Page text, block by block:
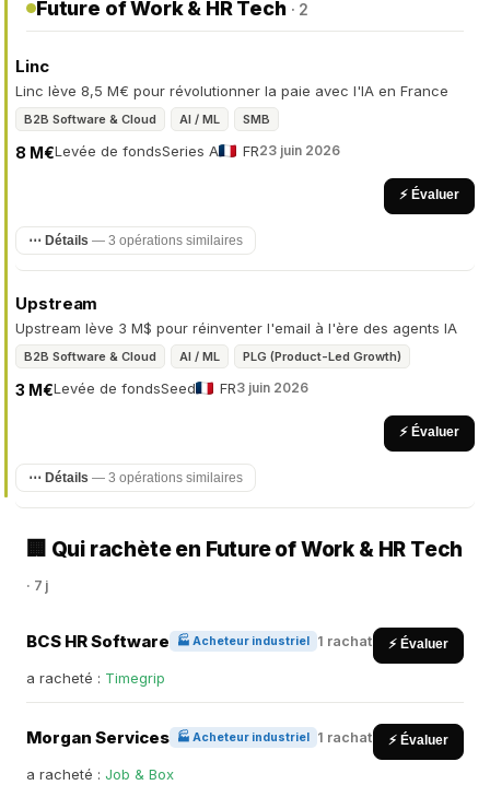
Future of Work & HR Tech · 2
Linc
Linc lève 8,5 M€ pour révolutionner la paie avec l'IA en France
B2B Software & Cloud AI / ML SMB
Levée de fonds
8 M€ Series A FR23 juin 2026
⚡ Évaluer
⋯ Détails — 3 opérations similaires
Upstream
Upstream lève 3 M$ pour réinventer l'email à l'ère des agents IA
B2B Software & Cloud AI / ML PLG (Product-Led Growth)
Levée de fonds
3 M€ Seed FR3 juin 2026
⚡ Évaluer
⋯ Détails — 3 opérations similaires
🏢 Qui rachète en Future of Work & HR Tech
· 7 j
BCS HR Software 🏭 Acheteur industriel 1 rachat ⚡ Évaluer
a racheté : Timegrip
Morgan Services 🏭 Acheteur industriel 1 rachat ⚡ Évaluer
a racheté : Job & Box